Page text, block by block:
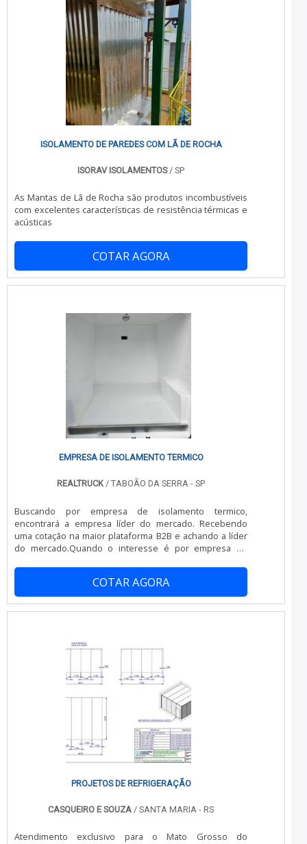
Escritório de alta qualidade onde são realizadas as
atividades; Estrutura suficiente para atender todas as
demandas; Tecnologia de ponta. Tudo para oferecer
painel de camara fria usado com excelente custo-
benefício. Ainda tratando-se de painel de camara fria
usado, sempre deve-se buscar uma empresa que tenha
produtos e serviços com ótima qualidade e excelente
custo-benefício, pequenos detalhes, mas de grande
valia para saber a procedência e seriedade da
empresa.É por estes motivos que a JC Montagem
explora o segmento de montagem, desmontagem e
garantir tudo que há de mais atual para garantir a
trabalhadores de alta qualidade que terão grande
satisfação em melhor atender.GARANTIA DE QUALIDADE
COMPROVADASomente na JC Montagem Frigorífica tem
tudo que se precisa para montagem, desmontagem e
reforma de câmaras frigoríficas. São diversas opções
disponibilizadas, como desmontagem de câmaras
frigoríficas e reforma de câmaras frigoríficas com ótima
qualidade e eficiência.A empresa conta com um time de
sua necessidade. A JC Montagem Frigorífica é uma
seriedade e qualidade, o que garante uma entrega de
ISOLAMENTO DE PAREDES COM LÃ DE ROCHA
ISORAV ISOLAMENTOS/ SP
As Mantas de Lã de Rocha são produtos incombustíveis
com excelentes características de resistência térmicas e
acústicas
COTAR AGORA
EMPRESA DE ISOLAMENTO TERMICO
REALTRUCK/ TABOÃO DA SERRA - SP
Buscando por empresa de isolamento termico,
encontrará a empresa líder do mercado. Recebendo
uma cotação na maior plataforma B2B e achando a líder
do mercado.Quando o interesse é por empresa de
Realtruck poderá contar precisão com pagamento via
transferência bancária.É importante lembrar que o
serviço deve sempre ser prestado por empresas
especializadas no segmento. Esse tipo de cuidado ajuda
elaboradas. Assim, é possível poupar gastos
áreas mais importantes.OUTRAS INFORMAÇÕES SOBRE
EMPRESA DE ISOLAMENTO TERMICOHá muitas maneiras
eficientes de demonstrar competência e excelência em
sua área de atuação. A Realtruck canaliza sua energia
em oferecer aos parceiros uma estrutura com: Escritório
de alta qualidade onde são realizadas as
atividades; Ambiente monitorado 24 horas; Profissionais
altamente capacitados. Tudo para se certificar que se
custo-benefício. Ainda focando em empresa de
que tenha produtos e serviços com ótima qualidade e
deixados de lado por muitas empresas que não focam
COTAR AGORA
PROJETOS DE REFRIGERAÇÃO
CASQUEIRO E SOUZA / SANTA MARIA - RS
Atendimento exclusivo para o Mato Grosso do